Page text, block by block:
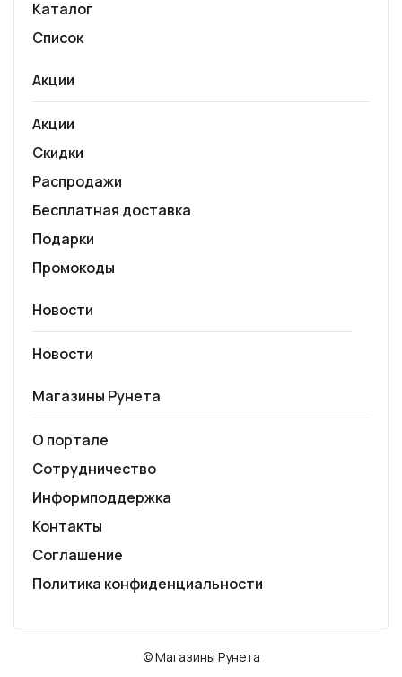
Каталог
Список
Акции
Акции
Скидки
Распродажи
Бесплатная доставка
Подарки
Промокоды
Новости
Новости
Магазины Рунета
О портале
Сотрудничество
Информподдержка
Контакты
Соглашение
Политика конфиденциальности
© Магазины Рунета